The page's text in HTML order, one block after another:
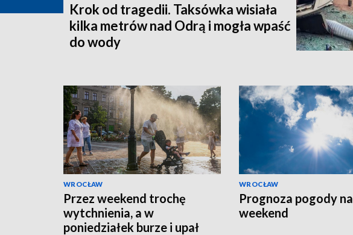
Krok od tragedii. Taksówka wisiała
kilka metrów nad Odrą i mogła wpaść
do wody
WROCŁAW
Przez weekend trochę
wytchnienia, a w
poniedziałek burze i upał
WROCŁAW
Prognoza pogody na
weekend